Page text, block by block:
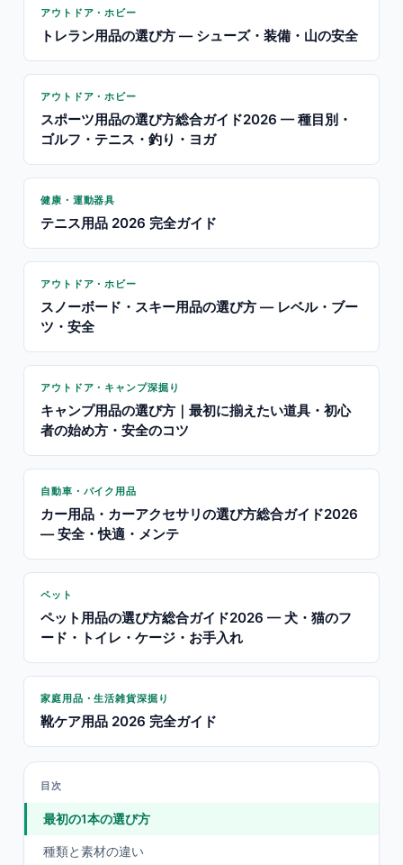
アウトドア・ホビー
トレラン用品の選び方 — シューズ・装備・山の安全
アウトドア・ホビー
スポーツ用品の選び方総合ガイド2026 — 種目別・
ゴルフ・テニス・釣り・ヨガ
健康・運動器具
テニス用品 2026 完全ガイド
アウトドア・ホビー
スノーボード・スキー用品の選び方 — レベル・ブー
ツ・安全
アウトドア・キャンプ深掘り
キャンプ用品の選び方｜最初に揃えたい道具・初心
者の始め方・安全のコツ
自動車・バイク用品
カー用品・カーアクセサリの選び方総合ガイド2026
— 安全・快適・メンテ
ペット
ペット用品の選び方総合ガイド2026 — 犬・猫のフ
ード・トイレ・ケージ・お手入れ
家庭用品・生活雑貨深掘り
靴ケア用品 2026 完全ガイド
目次
最初の1本の選び方
種類と素材の違い